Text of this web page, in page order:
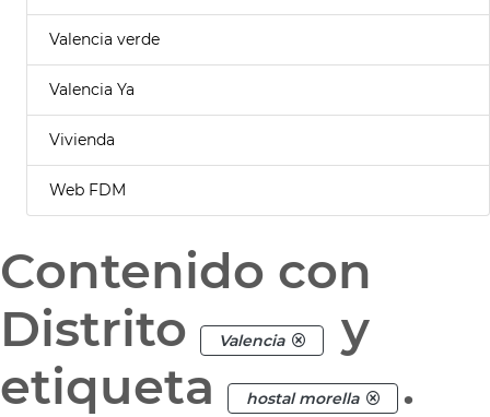
Valencia verde
Valencia Ya
Vivienda
Web FDM
Contenido con
Distrito
Valencia
y
etiqueta
hostal morella .